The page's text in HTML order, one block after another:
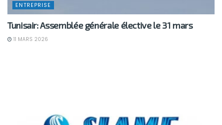
ENTREPRISE
Tunisair: Assemblée générale élective le 31 mars
11 MARS 2026